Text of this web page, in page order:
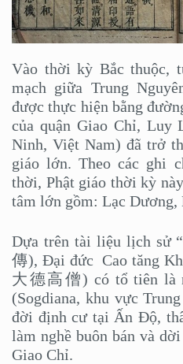
Vào thời kỳ Bắc thuộc,
mạch giữa Trung
được thực hiện bằng
của quận Giao Chỉ, Luy
Ninh, Việt Nam) đã trở
giáo lớn. Theo các ghi
thời, Phật giáo thời kỳ
tâm lớn gồm: Lạc Dương,
Dựa trên tài liệu lịch sử
傳), Đại đức Cao tăng
大德高僧) có tổ tiên là
(Sogdiana, khu vực
đời định cư tại Ấn Độ,
làm nghề buôn bán và
Giao Chỉ.